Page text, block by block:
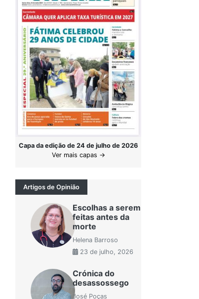
Capa da edição de 24 de julho de 2026
Ver mais capas →
Artigos de Opinião
Escolhas a serem
feitas antes da
morte
Helena Barroso
23 de julho, 2026
Crónica do
desassossego
José Poças